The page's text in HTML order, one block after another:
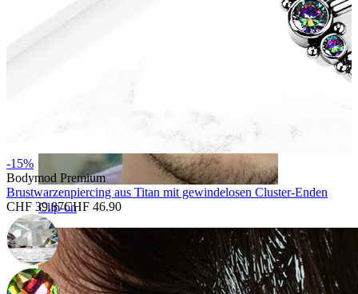
Clip-on
-15%
Bodymod Premium
Brustwarzenpiercing aus Titan mit gewindelosen Cluster-Enden
CHF 39.87CHF 46.90